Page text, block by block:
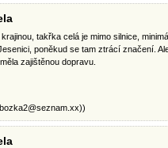
takřka celá je mimo silnice,
poněkud se tam ztrácí značení.
zajištěnou dopravu.
bozka2@seznam.xx))